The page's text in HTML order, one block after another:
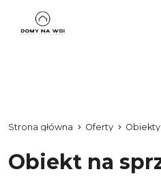
Strona główna Oferty Obiekty
Obiekt na